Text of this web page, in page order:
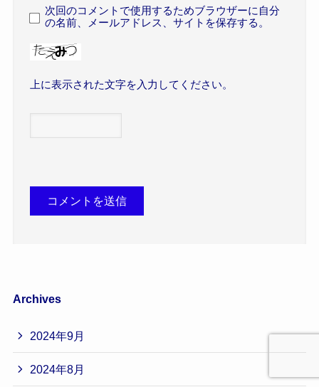
次回のコメントで使用するためブラウザーに自分
の名前、メールアドレス、サイトを保存する。
上に表示された文字を入力してください。
Archives
2024年9月
2024年8月